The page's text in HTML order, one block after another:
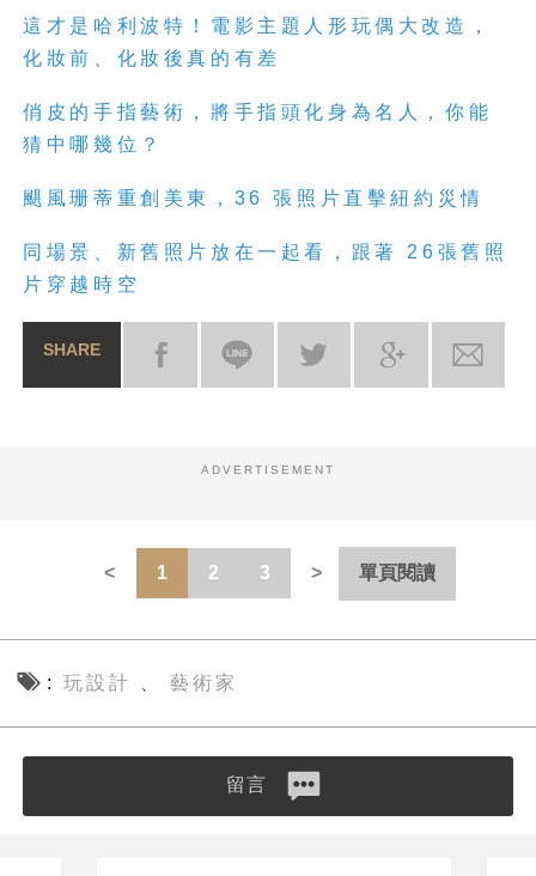
這才是哈利波特！電影主題人形玩偶大改造，
化妝前、化妝後真的有差
俏皮的手指藝術，將手指頭化身為名人，你能
猜中哪幾位？
颶風珊蒂重創美東，36 張照片直擊紐約災情
同場景、新舊照片放在一起看，跟著 26張舊照
片穿越時空
SHARE
ADVERTISEMENT
1 2 3 單頁閱讀
玩設計 、藝術家
留言